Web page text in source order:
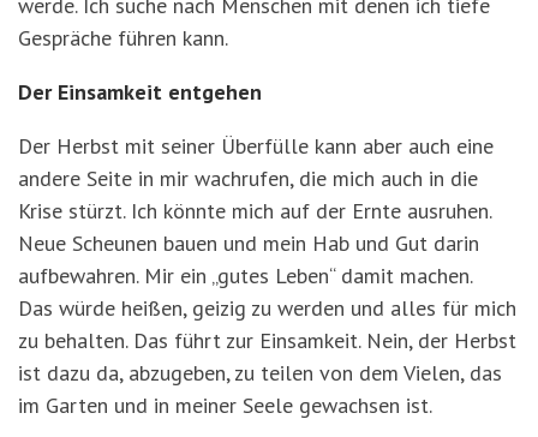
werde. Ich suche nach Menschen mit denen ich tiefe
Gespräche führen kann.
Der Einsamkeit entgehen
Der Herbst mit seiner Überfülle kann aber auch eine
andere Seite in mir wachrufen, die mich auch in die
Krise stürzt. Ich könnte mich auf der Ernte ausruhen.
Neue Scheunen bauen und mein Hab und Gut darin
aufbewahren. Mir ein „gutes Leben“ damit machen.
Das würde heißen, geizig zu werden und alles für mich
zu behalten. Das führt zur Einsamkeit. Nein, der Herbst
ist dazu da, abzugeben, zu teilen von dem Vielen, das
im Garten und in meiner Seele gewachsen ist.